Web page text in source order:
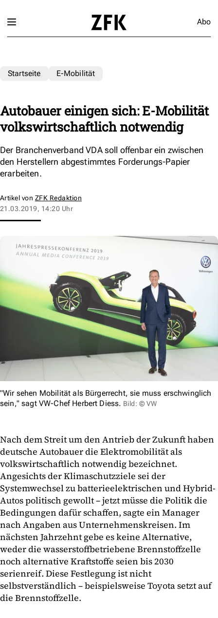
Abo
Startseite E-Mobilität
Autobauer einigen sich: E-Mobilität
volkswirtschaftlich notwendig
Der Branchenverband VDA soll offenbar ein zwischen
den Herstellern abgestimmtes Forderungs-Papier
erarbeiten.
Artikel von ZFK Redaktion
21.03.2019, 14:20 Uhr
"Wir sehen Mobilität als Bürgerrecht, sie muss erschwinglich
sein," sagt VW-Chef Herbert Diess. Bild: © VW
Nach dem Streit um den Antrieb der Zukunft haben
deutsche Autobauer die Elektromobilität als
volkswirtschaftlich notwendig bezeichnet.
Angesichts der Klimaschutzziele sei der
Systemwechsel zu batterieelektrischen und Hybrid-
Autos politisch gewollt – jetzt müsse die Politik die
Bedingungen dafür schaffen, sagte ein Manager
nach Angaben aus Unternehmenskreisen. Im
nächsten Jahrzehnt gebe es keine Alternative,
weder die wasserstoffbetriebene Brennstoffzelle
noch alternative Kraftstoffe seien bis 2030
serienreif. Diese Festlegung ist nicht
selbstverständlich – beispielsweise Toyota setzt auf
die Brennstoffzelle.